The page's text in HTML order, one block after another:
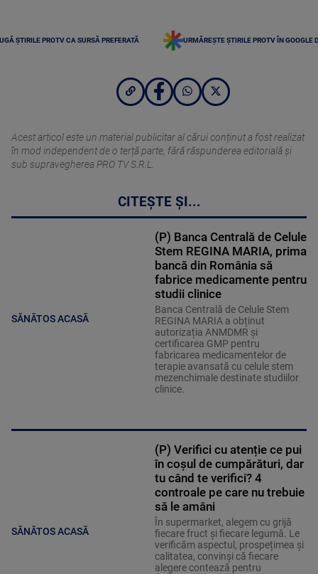
ȘTIRILE PROTV CA SURSĂ PREFERATĂ URMĂREȘTE ȘTIRILE PROTV ÎN GOOGLE
Acest articol este un material publicitar al cărui conținut a fost realizat
în mod independent de o terță parte, fără răspunderea editorială şi
sub supravegherea PRO TV S.R.L.
CITEȘTE ȘI...
SĂNĂTOS ACASĂ
(P) Banca Centrală de Celule
Stem REGINA MARIA, prima
bancă din România să
fabrice medicamente pentru
studii clinice
Banca Centrală de Celule Stem
REGINA MARIA a obținut
autorizația ANMDMR și
certificarea GMP pentru
fabricarea medicamentelor de
terapie avansată cu celule stem
mezenchimale destinate studiilor
clinice.
SĂNĂTOS ACASĂ
(P) Verifici cu atenție ce pui
în coșul de cumpărături, dar
tu când te verifici? 4
controale pe care nu trebuie
să le amâni
În supermarket, alegem cu grijă
fiecare fruct și fiecare legumă. Le
verificăm aspectul, prospețimea și
calitatea, convinși că fiecare
alegere contează pentru